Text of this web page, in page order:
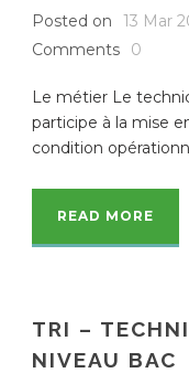
Posted on
13 Mar
Comments
0
Le métier Le
participe à la mise
condition
READ MORE
TRI –
NIVEAU BAC